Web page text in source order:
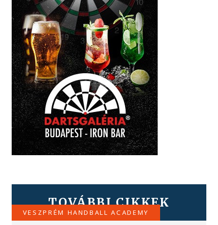
TOVÁBBI CIKKEK
VESZPRÉM HANDBALL ACADEMY